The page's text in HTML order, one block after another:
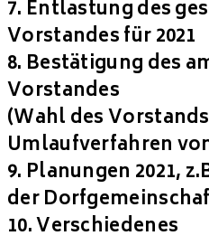
7. Entlastung des
Vorstandes für 2021
8. Bestätigung des
Vorstandes
(Wahl des
Umlaufverfahren
9. Planungen 2021,
der
10. Verschiedenes